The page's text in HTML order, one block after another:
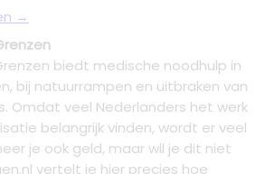
→
biedt medische noodhulp in
bij natuurrampen en uitbraken van
Omdat veel Nederlanders het werk
belangrijk vinden, wordt er veel
je ook geld, maar wil je dit niet
vertelt je hier precies hoe